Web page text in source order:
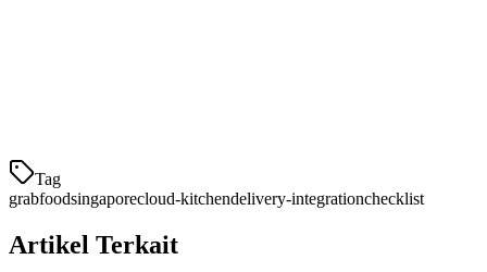
Tag
grabfoodsingaporecloud-kitchendelivery-integrationchecklist
Artikel Terkait